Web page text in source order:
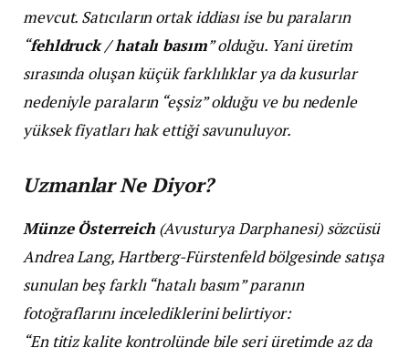
mevcut. Satıcıların ortak iddiası ise bu paraların
“fehldruck / hatalı basım” olduğu. Yani üretim
sırasında oluşan küçük farklılıklar ya da kusurlar
nedeniyle paraların “eşsiz” olduğu ve bu nedenle
yüksek fiyatları hak ettiği savunuluyor.
Uzmanlar Ne Diyor?
Münze Österreich(Avusturya Darphanesi) sözcüsü
Andrea Lang, Hartberg-Fürstenfeld bölgesinde satışa
sunulan beş farklı “hatalı basım” paranın
fotoğraflarını incelediklerini belirtiyor:
“En titiz kalite kontrolünde bile seri üretimde az da